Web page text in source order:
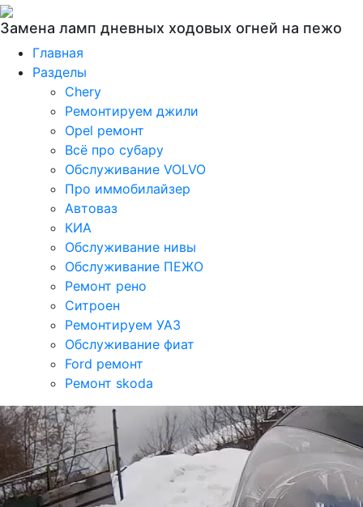
Замена ламп дневных ходовых огней на пежо
Главная
Разделы
Chery
Ремонтируем джили
Opel ремонт
Всё про субару
Обслуживание VOLVO
Про иммобилайзер
Автоваз
КИА
Обслуживание нивы
Обслуживание ПЕЖО
Ремонт рено
Ситроен
Ремонтируем УАЗ
Обслуживание фиат
Ford ремонт
Ремонт skoda